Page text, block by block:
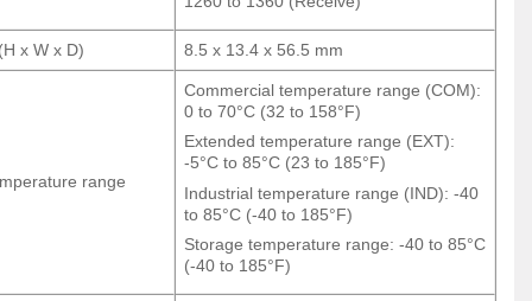
x W x D) 8.5 x 13.4 x 56.5 mm
range
Commercial temperature range (COM):
0 to 70°C (32 to 158°F)
Extended temperature range (EXT):
-5°C to 85°C (23 to 185°F)
Industrial temperature range (IND): -40
to 85°C (-40 to 185°F)
Storage temperature range: -40 to 85°C
(-40 to 185°F)